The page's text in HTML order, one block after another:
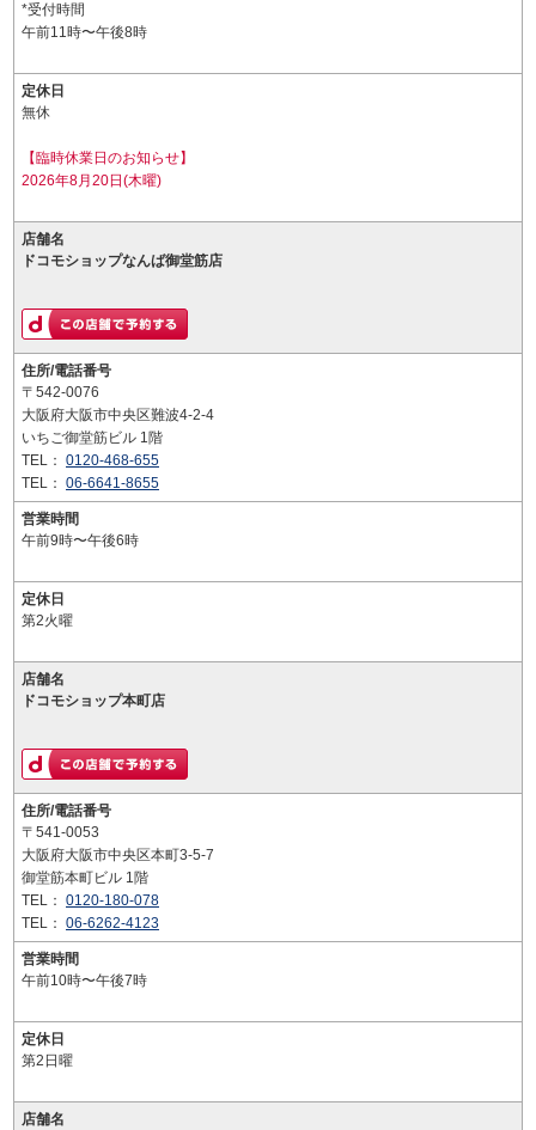
*受付時間
午前11時〜午後8時
定休日
無休
【臨時休業日のお知らせ】
2026年8月20日(木曜)
店舗名
ドコモショップなんば御堂筋店
住所/電話番号
〒542-0076
大阪府大阪市中央区難波4-2-4
いちご御堂筋ビル 1階
TEL： 0120-468-655
TEL： 06-6641-8655
営業時間
午前9時〜午後6時
定休日
第2火曜
店舗名
ドコモショップ本町店
住所/電話番号
〒541-0053
大阪府大阪市中央区本町3-5-7
御堂筋本町ビル 1階
TEL： 0120-180-078
TEL： 06-6262-4123
営業時間
午前10時〜午後7時
定休日
第2日曜
店舗名